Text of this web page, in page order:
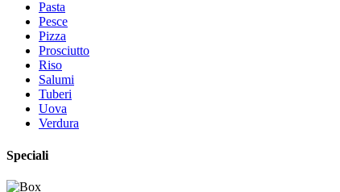
Pasta
Pesce
Pizza
Prosciutto
Riso
Salumi
Tuberi
Uova
Verdura
Speciali